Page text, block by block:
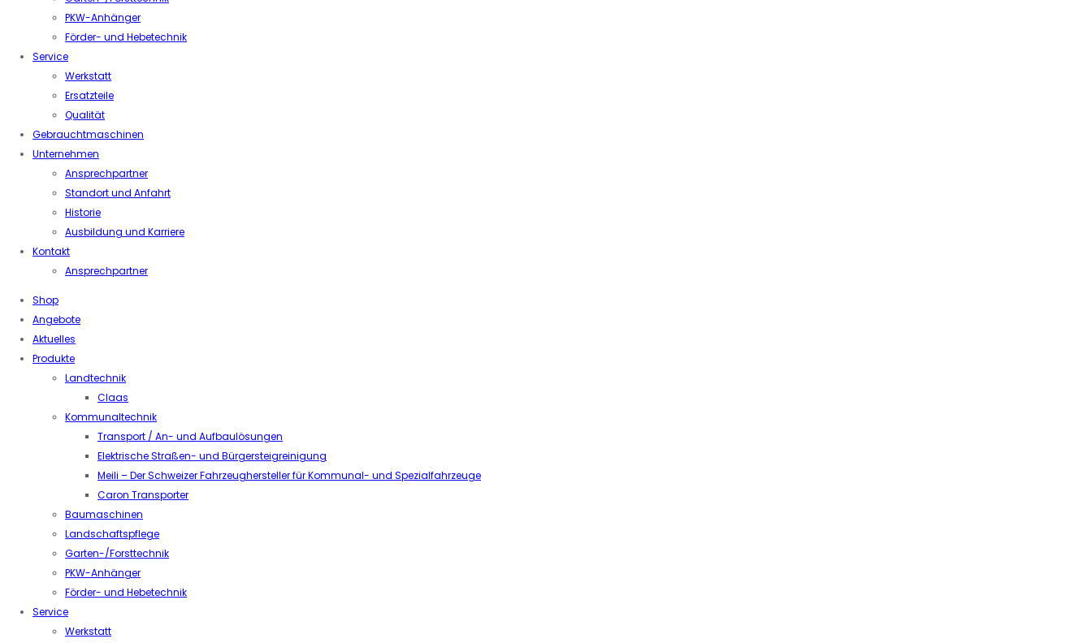
PKW-Anhänger
Förder- und Hebetechnik
Service
Werkstatt
Ersatzteile
Qualität
Gebrauchtmaschinen
Unternehmen
Ansprechpartner
Standort und Anfahrt
Historie
Ausbildung und Karriere
Kontakt
Ansprechpartner
Shop
Angebote
Aktuelles
Produkte
Landtechnik
Claas
Kommunaltechnik
Transport / An- und Aufbaulösungen
Elektrische Straßen- und Bürgersteigreinigung
Meili – Der Schweizer Fahrzeughersteller für Kommunal- und Spezialfahrzeuge
Caron Transporter
Baumaschinen
Landschaftspflege
Garten-/Forsttechnik
PKW-Anhänger
Förder- und Hebetechnik
Service
Werkstatt